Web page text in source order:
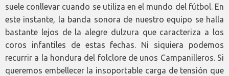
suele conllevar cuando se utiliza en el mundo del fútbol. En
este instante, la banda sonora de nuestro equipo se halla
bastante lejos de la alegre dulzura que caracteriza a los
coros infantiles de estas fechas. Ni siquiera podemos
recurrir a la hondura del folclore de unos Campanilleros. Si
queremos embellecer la insoportable carga de tensión que